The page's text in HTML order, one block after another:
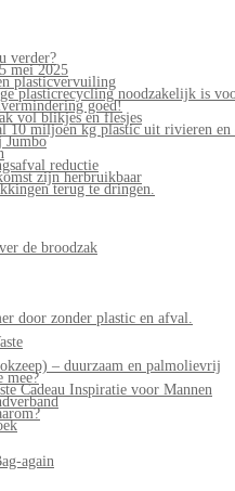
verder?
mei 2025
plasticvervuiling
plasticrecycling noodzakelijk is
goed!
vol blikjes en flesjes
10 miljoen kg plastic uit rivieren en
Jumbo
reductie
zijn herbruikbaar
terug te dringen.
de broodzak
door zonder plastic en afval.
– duurzaam en palmolievrij
mee?
Cadeau Inspiratie voor Mannen
again